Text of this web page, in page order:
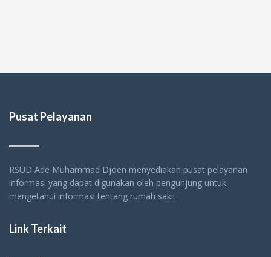
Pusat Pelayanan
RSUD Ade Muhammad Djoen menyediakan pusat pelayanan
informasi yang dapat digunakan oleh pengunjung untuk
mengetahui informasi tentang rumah sakit.
Link Terkait